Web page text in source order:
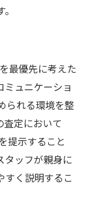
最優先に考えた
ミュニケーショ
られる環境を整
査定において
提示すること
タッフが親身に
すく説明するこ